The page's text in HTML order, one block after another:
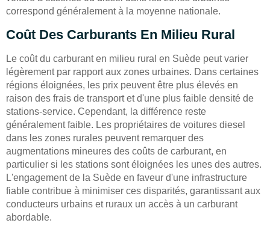
correspond généralement à la moyenne nationale.
Coût Des Carburants En Milieu Rural
Le coût du carburant en milieu rural en Suède peut varier
légèrement par rapport aux zones urbaines. Dans certaines
régions éloignées, les prix peuvent être plus élevés en
raison des frais de transport et d'une plus faible densité de
stations-service. Cependant, la différence reste
généralement faible. Les propriétaires de voitures diesel
dans les zones rurales peuvent remarquer des
augmentations mineures des coûts de carburant, en
particulier si les stations sont éloignées les unes des autres.
L'engagement de la Suède en faveur d'une infrastructure
fiable contribue à minimiser ces disparités, garantissant aux
conducteurs urbains et ruraux un accès à un carburant
abordable.